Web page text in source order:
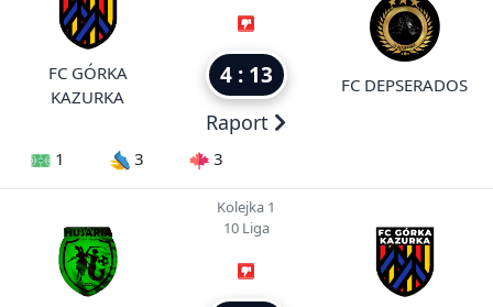
FC GÓRKA
KAZURKA
4 : 13
Raport
FC DEPSERADOS
1 3 3
Kolejka 1
10 Liga